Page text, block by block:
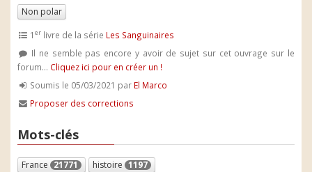
Non polar
1er livre de la série Les Sanguinaires
Il ne semble pas encore y avoir de sujet sur cet ouvrage sur le
forum... Cliquez ici pour en créer un !
Soumis le 05/03/2021 par El Marco
Proposer des corrections
Mots-clés
France 21771 histoire 1197